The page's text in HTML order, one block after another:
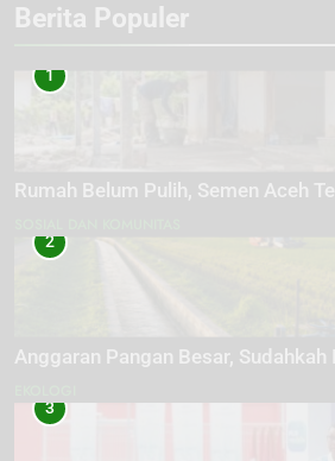
Berita Populer
1
Rumah Belum Pulih, Semen Aceh
2
Anggaran Pangan Besar,
3